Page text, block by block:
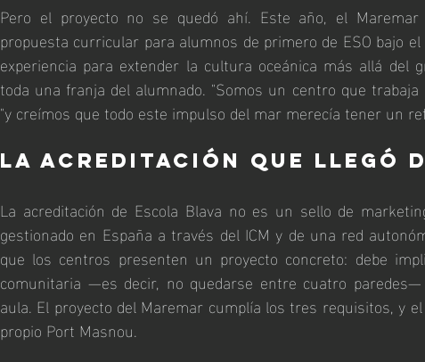
Pero el proyecto no se quedó ahí. Este año, el
propuesta curricular para alumnos de primero de ESO bajo
experiencia para extender la cultura oceánica más allá del
toda una franja del alumnado. "Somos un centro que trabaja
"y creímos que todo este impulso del mar merecía tener un
La acreditación que llegó
La acreditación de Escola Blava no es un sello de
gestionado en España a través del ICM y de una red
que los centros presenten un proyecto concreto: debe
comunitaria —es decir, no quedarse entre cuatro
aula. El proyecto del Maremar cumplía los tres requisitos, y
propio Port Masnou.